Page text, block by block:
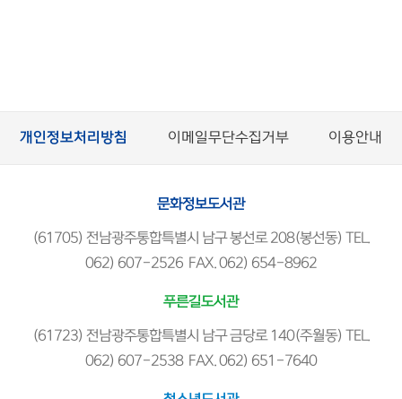
개인정보처리방침 이메일무단수집거부 이용안내
문화정보도서관
(61705) 전남광주통합특별시 남구 봉선로 208(봉선동) TEL.
062) 607-2526 FAX. 062) 654-8962
푸른길도서관
(61723) 전남광주통합특별시 남구 금당로 140(주월동) TEL.
062) 607-2538 FAX. 062) 651-7640